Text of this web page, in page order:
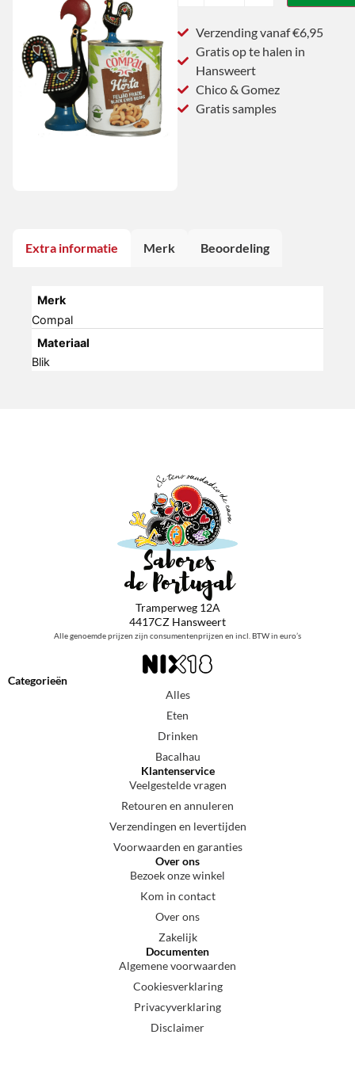
Verzending vanaf €6,95
Gratis op te halen in
Hansweert
Chico & Gomez
Gratis samples
Extra informatie Merk Beoordeling
Merk
Compal
Materiaal
Blik
Tramperweg 12A
4417CZ Hansweert
Alle genoemde prijzen zijn consumentenprijzen en incl. BTW in euro’s
Categorieën
Alles
Eten
Drinken
Bacalhau
Klantenservice
Veelgestelde vragen
Retouren en annuleren
Verzendingen en levertijden
Voorwaarden en garanties
Over ons
Bezoek onze winkel
Kom in contact
Over ons
Zakelijk
Documenten
Algemene voorwaarden
Cookiesverklaring
Privacyverklaring
Disclaimer